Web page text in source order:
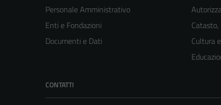
Personale Amministrativo
Enti e Fondazioni
Documenti e Dati
Cultura
CONTATTI